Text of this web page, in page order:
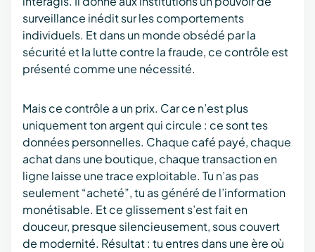
surveillance inédit sur les comportements
individuels. Et dans un monde obsédé par la
sécurité et la lutte contre la fraude, ce contrôle est
présenté comme une nécessité.
Mais ce contrôle a un prix. Car ce n’est plus
uniquement ton argent qui circule : ce sont tes
données personnelles. Chaque café payé, chaque
achat dans une boutique, chaque transaction en
ligne laisse une trace exploitable. Tu n’as pas
seulement “acheté”, tu as généré de l’information
monétisable. Et ce glissement s’est fait en
douceur, presque silencieusement, sous couvert
de modernité. Résultat : tu entres dans une ère où